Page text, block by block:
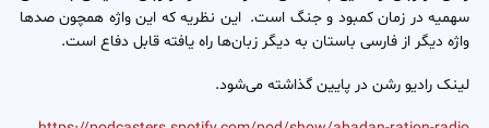
سهمیه در زمان کمبود و جنگ است. این نظریه که این واژه همچون صدها
واژه دیگر از فارسی باستان به دیگر زبان‌ها راه یافته قابل دفاع است.
لینک رادیو رشن در پایین گذاشته می‌شود.